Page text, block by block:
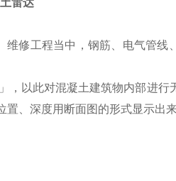
雷达
、维修工程当中，钢筋 电气管线
，以此对混凝土建筑物内部进行
置 、深度用断面图的形式显示出来